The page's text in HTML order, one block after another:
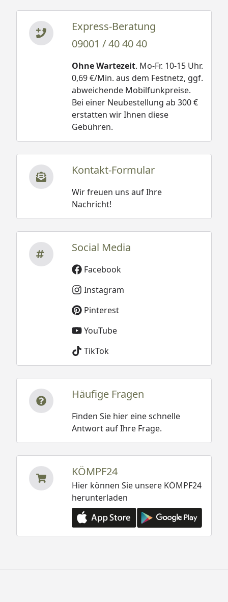
Express-Beratung
09001 / 40 40 40
Ohne Wartezeit. Mo-Fr. 10-15 Uhr.
0,69 €/Min. aus dem Festnetz, ggf.
abweichende Mobilfunkpreise.
Bei einer Neubestellung ab 300 €
erstatten wir Ihnen diese
Gebühren.
Kontakt-Formular
Wir freuen uns auf Ihre
Nachricht!
Social Media
Facebook
Instagram
Pinterest
YouTube
TikTok
Häufige Fragen
Finden Sie hier eine schnelle
Antwort auf Ihre Frage.
KÖMPF24
Hier können Sie unsere KÖMPF24
herunterladen